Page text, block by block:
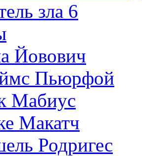
зла 6
Йовович
Пьюрфой
Мабиус
Макатч
Родригес